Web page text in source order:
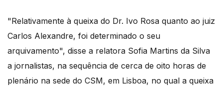
"Relativamente à queixa do Dr. Ivo Rosa quanto ao juiz
Carlos Alexandre, foi determinado o seu
arquivamento", disse a relatora Sofia Martins da Silva
a jornalistas, na sequência de cerca de oito horas de
plenário na sede do CSM, em Lisboa, no qual a queixa